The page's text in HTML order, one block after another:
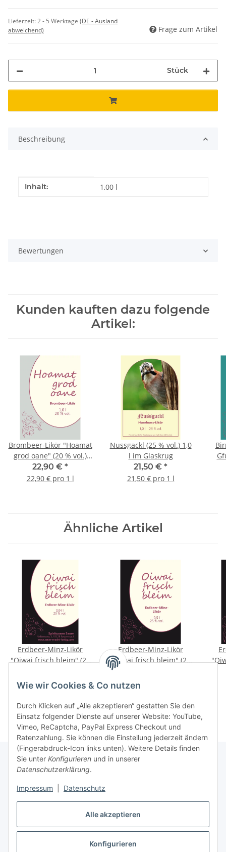
Alle akzeptieren
Konfigurieren
Wie wir Cookies & Co nutzen
Durch Klicken auf „Alle akzeptieren“ gestatten Sie den
Einsatz folgender Dienste auf unserer Website: YouTube,
Vimeo, ReCaptcha, PayPal Express Checkout und
Ratenzahlung. Sie können die Einstellung jederzeit ändern
(Fingerabdruck-Icon links unten). Weitere Details finden
Sie unter Konfigurieren und in unserer
Datenschutzerklärung.
Impressum Datenschutz
Lieferzeit:2 - 5 Werktage (DE - Ausland
abweichend)
Frage zum Artikel
Stück
Beschreibung
Produkteigenschaft
Wert
Inhalt: 1,00 l
Bewertungen
Kunden kauften dazu folgende
Artikel:
Brombeer-Likör "Hoamat
grod oane" (20 % vol.)
1,0 l Glaskrug
22,90 € *
22,90 € pro 1 l
Nussgackl (25 % vol.) 1,0
l im Glaskrug
21,50 € *
21,50 € pro 1 l
Ähnliche Artikel
Erdbeer-Minz-Likör
"Oiwai frisch bleim" (25
42,50 € pro 1 l
Erdbeer-Minz-Likör
"Oiwai frisch bleim" (25
% vol.) 0,5 l Centurio
27,00 € pro 1 l
Vertrag widerrufen